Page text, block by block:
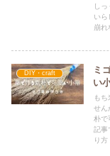
し
いら
崩れ
DIY・craft
ミ
い
も
せん
朴で
記事
り